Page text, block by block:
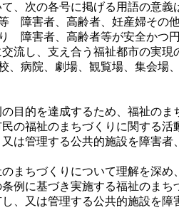
、次の各号に掲げる用語の意義
障害者、高齢者、妊産婦その他
障害者、高齢者等が安全かつ円
流し、支え合う福祉都市の実現
病院、劇場、観覧場、集会場、
目的を達成するため、福祉のま
の福祉のまちづくりに関する活
は管理する公共的施設を障害者
まちづくりについて理解を深め
例に基づき実施する福祉のまち
、又は管理する公共的施設を障